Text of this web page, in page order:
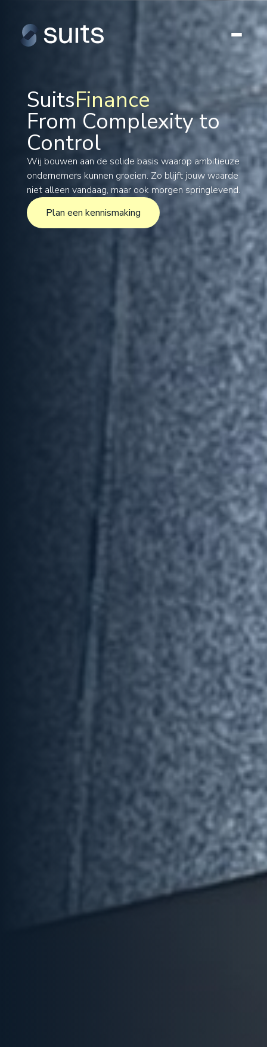
SuitsFinance
Tax
Legal
Formations
International
Projects
From Complexity to
Control
Wij bouwen aan de solide basis waarop ambitieuze
ondernemers kunnen groeien. Zo blijft jouw waarde
niet alleen vandaag, maar ook morgen springlevend.
Plan een kennismaking